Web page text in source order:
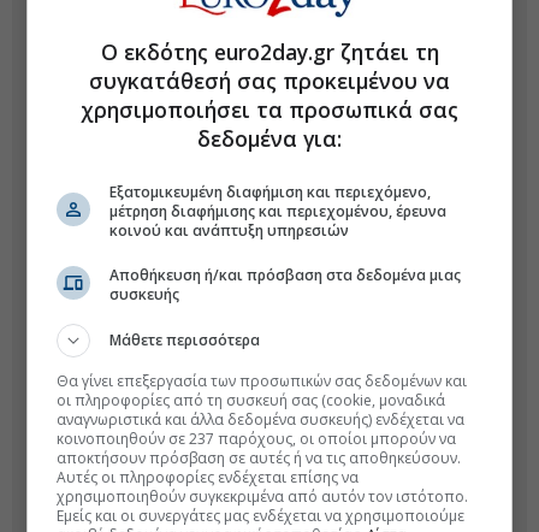
Ο εκδότης euro2day.gr ζητάει τη
συγκατάθεσή σας προκειμένου να
χρησιμοποιήσει τα προσωπικά σας
δεδομένα για:
Εξατομικευμένη διαφήμιση και περιεχόμενο,
μέτρηση διαφήμισης και περιεχομένου, έρευνα
κοινού και ανάπτυξη υπηρεσιών
Αποθήκευση ή/και πρόσβαση στα δεδομένα μιας
συσκευής
Μάθετε περισσότερα
Θα γίνει επεξεργασία των προσωπικών σας δεδομένων και
οι πληροφορίες από τη συσκευή σας (cookie, μοναδικά
αναγνωριστικά και άλλα δεδομένα συσκευής) ενδέχεται να
κοινοποιηθούν σε 237 παρόχους, οι οποίοι μπορούν να
αποκτήσουν πρόσβαση σε αυτές ή να τις αποθηκεύσουν.
Αυτές οι πληροφορίες ενδέχεται επίσης να
χρησιμοποιηθούν συγκεκριμένα από αυτόν τον ιστότοπο.
Εμείς και οι συνεργάτες μας ενδέχεται να χρησιμοποιούμε